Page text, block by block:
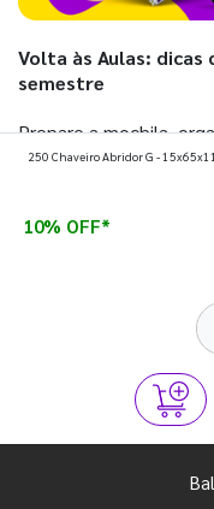
Volta às Aulas: dicas
semestre
Prepare a mochila,
que fazem toda
250 Chaveiro Abridor G -
10% OFF*